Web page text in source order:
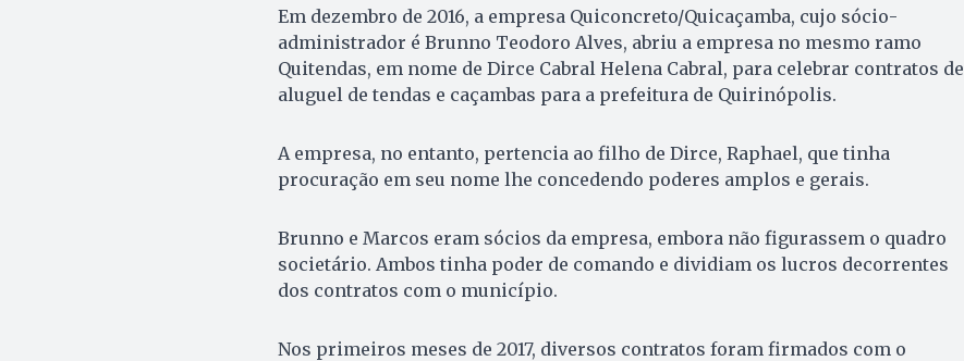
Em dezembro de 2016, a empresa Quiconcreto/Quicaçamba, cujo sócio-
administrador é Brunno Teodoro Alves, abriu a empresa no mesmo ramo
Quitendas, em nome de Dirce Cabral Helena Cabral, para celebrar contratos de
aluguel de tendas e caçambas para a prefeitura de Quirinópolis.
A empresa, no entanto, pertencia ao filho de Dirce, Raphael, que tinha
procuração em seu nome lhe concedendo poderes amplos e gerais.
Brunno e Marcos eram sócios da empresa, embora não figurassem o quadro
societário. Ambos tinha poder de comando e dividiam os lucros decorrentes
dos contratos com o município.
Nos primeiros meses de 2017, diversos contratos foram firmados com o